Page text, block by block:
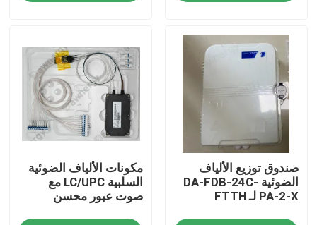
منتجات
أشرطة فيديو
معلومات عنا
جولة في المعمل
صندوق توزيع الألياف
الضوئية DA-FDB-24C-
PA-2-X لـ FTTH
مكونات الألياف الضوئية
السلبية LC/UPC مع
صوت عبور محسن